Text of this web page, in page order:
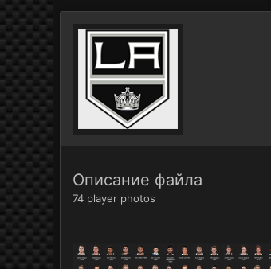
Описание файла
74 player photos